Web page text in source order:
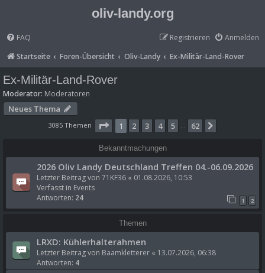
oliv-landy.org
FAQ Anmelden
Registrieren
Startseite
Foren-Übersicht Oliv-Landy Ex-Militär-Land-Rover
Ex-Militär-Land-Rover
Moderator: Moderatoren
Neues Thema
3085 Themen Seite 1von 62
1 2 3 4 5 … 62
Bekanntmachungen
2026 Oliv Landy Deutschland Treffen 04.-06.09.2026
Letzter Beitrag von 71KF36 « 01.08.2026, 10:53
Verfasst in Events
Antworten: 24 1 2
Themen
LRXD: Kühlerhalterahmen
Letzter Beitrag von Baamkletterer « 13.07.2026, 06:38
Antworten: 4